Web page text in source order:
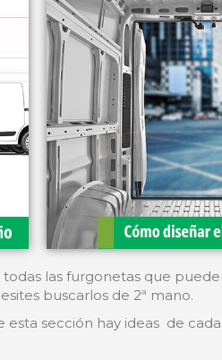
las furgonetas que
buscarlos de 2ª mano.
esta sección hay ideas de